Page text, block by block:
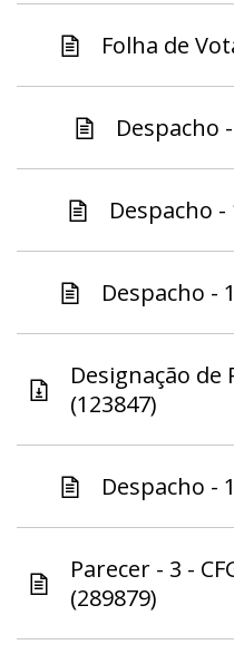
Folha de
Despacho
Despacho -
Despacho -
Designação de
(123847)
Despacho -
Parecer - 3 -
(289879)